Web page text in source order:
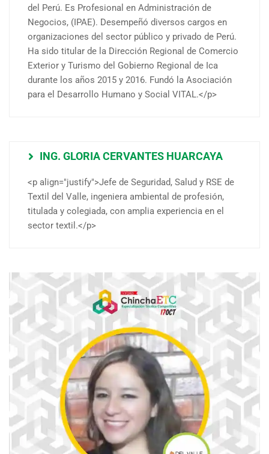
del Perú. Es Profesional en Administración de
Negocios, (IPAE). Desempeñó diversos cargos en
organizaciones del sector público y privado de Perú.
Ha sido titular de la Dirección Regional de Comercio
Exterior y Turismo del Gobierno Regional de Ica
durante los años 2015 y 2016. Fundó la Asociación
para el Desarrollo Humano y Social VITAL.</p>
ING. GLORIA CERVANTES HUARCAYA
<p align="justify">Jefe de Seguridad, Salud y RSE de
Textil del Valle, ingeniera ambiental de profesión,
titulada y colegiada, con amplia experiencia en el
sector textil.</p>